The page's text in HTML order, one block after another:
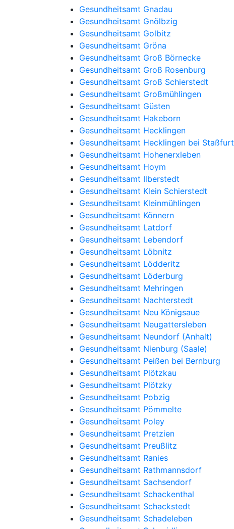
Gesundheitsamt Gnadau
Gesundheitsamt Gnölbzig
Gesundheitsamt Golbitz
Gesundheitsamt Gröna
Gesundheitsamt Groß Börnecke
Gesundheitsamt Groß Rosenburg
Gesundheitsamt Groß Schierstedt
Gesundheitsamt Großmühlingen
Gesundheitsamt Güsten
Gesundheitsamt Hakeborn
Gesundheitsamt Hecklingen
Gesundheitsamt Hecklingen bei Staßfurt
Gesundheitsamt Hohenerxleben
Gesundheitsamt Hoym
Gesundheitsamt Ilberstedt
Gesundheitsamt Klein Schierstedt
Gesundheitsamt Kleinmühlingen
Gesundheitsamt Könnern
Gesundheitsamt Latdorf
Gesundheitsamt Lebendorf
Gesundheitsamt Löbnitz
Gesundheitsamt Lödderitz
Gesundheitsamt Löderburg
Gesundheitsamt Mehringen
Gesundheitsamt Nachterstedt
Gesundheitsamt Neu Königsaue
Gesundheitsamt Neugattersleben
Gesundheitsamt Neundorf (Anhalt)
Gesundheitsamt Nienburg (Saale)
Gesundheitsamt Peißen bei Bernburg
Gesundheitsamt Plötzkau
Gesundheitsamt Plötzky
Gesundheitsamt Pobzig
Gesundheitsamt Pömmelte
Gesundheitsamt Poley
Gesundheitsamt Pretzien
Gesundheitsamt Preußlitz
Gesundheitsamt Ranies
Gesundheitsamt Rathmannsdorf
Gesundheitsamt Sachsendorf
Gesundheitsamt Schackenthal
Gesundheitsamt Schackstedt
Gesundheitsamt Schadeleben